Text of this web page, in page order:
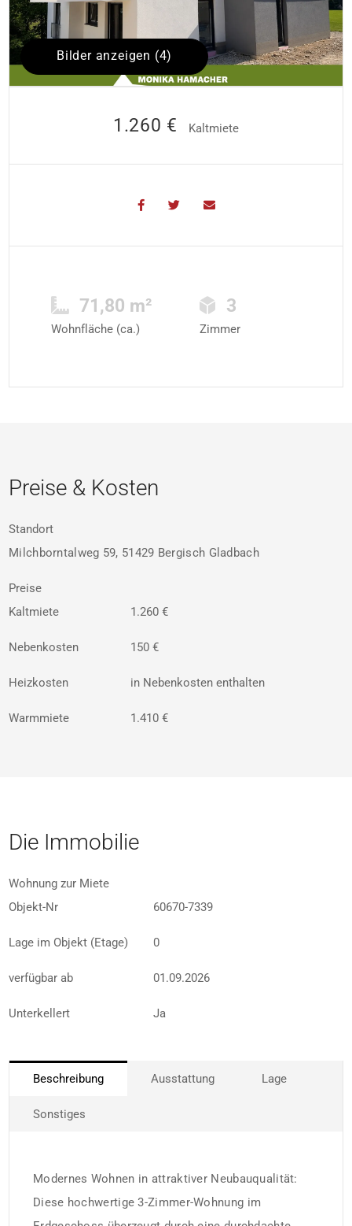
Bilder anzeigen (4)
1.260 € Kaltmiete
71,80 m²
Wohnfläche (ca.)
3
Zimmer
Preise & Kosten
Standort
Milchborntalweg 59, 51429 Bergisch Gladbach
Preise
Kaltmiete
1.260 €
Nebenkosten 150 €
Heizkosten in Nebenkosten enthalten
Warmmiete 1.410 €
Die Immobilie
Wohnung zur Miete
Objekt-Nr
60670-7339
Lage im Objekt (Etage) 0
verfügbar ab 01.09.2026
Unterkellert Ja
Beschreibung Ausstattung Lage
Sonstiges
Modernes Wohnen in attraktiver Neubauqualität:
Diese hochwertige 3-Zimmer-Wohnung im